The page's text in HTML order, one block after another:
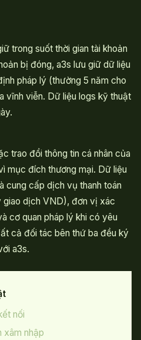
trong suốt thời gian tài khoản
bị đóng, a3s lưu giữ dữ liệu
pháp lý (thường 5 năm cho
vĩnh viễn. Dữ liệu logs kỹ thuật
trao đổi thông tin cá nhân của
mục đích thương mại. Dữ liệu
cung cấp dịch vụ thanh toán
dịch VND), đơn vị xác
cơ quan pháp lý khi có yêu
cả đối tác bên thứ ba đều ký
a3s.
nối
xâm nhập